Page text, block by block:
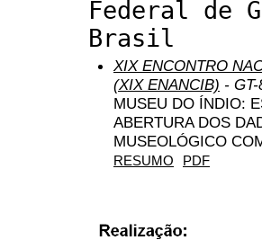
Federal de
Brasil
XIX ENCONTRO
(XIX ENANCIB) -
MUSEU DO ÍNDIO:
ABERTURA DOS
MUSEOLÓGICO
RESUMO PDF